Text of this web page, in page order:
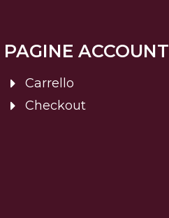
PAGINE ACCOUNT
Carrello
Checkout